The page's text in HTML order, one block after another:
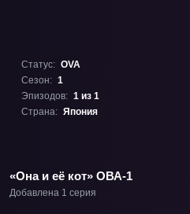
Статус: OVA
Сезон: 1
Эпизодов: 1 из 1
Страна: Япония
«Она и её кот» ОВА-1
Добавлена 1 серия